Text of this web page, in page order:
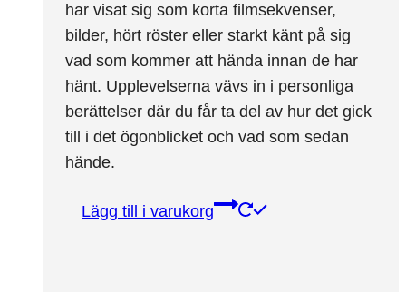
har visat sig som korta filmsekvenser,
bilder, hört röster eller starkt känt på sig
vad som kommer att hända innan de har
hänt. Upplevelserna vävs in i personliga
berättelser där du får ta del av hur det gick
till i det ögonblicket och vad som sedan
hände.
Lägg till i varukorg